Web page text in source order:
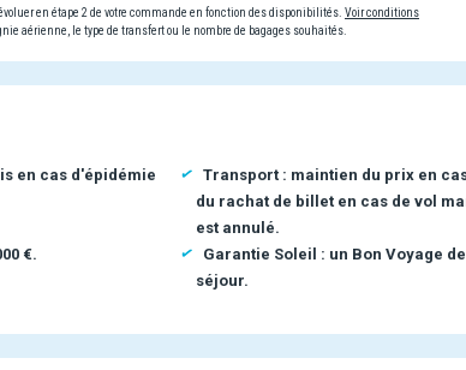
en étape 2 de votre commande en fonction des disponibilités. Voir conditions
aérienne, le type de transfert ou le nombre de bagages souhaités.
en cas d'épidémie
Transport : maintien du prix en
du rachat de billet en cas de vol
est annulé.
€.
Garantie Soleil : un Bon Voyage
séjour.